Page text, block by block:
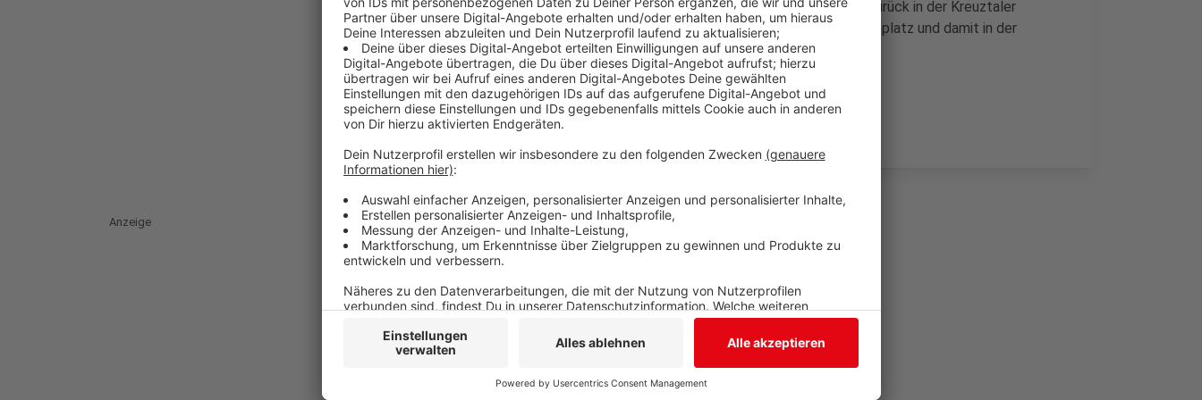
Dabei lagen die Gäste aus Baden-Württemberg zur Pause noch zurück in der Kreuztaler
„Stählerwiese“. DerTuS Ferndorfsteht jetzt auf dem 18. Tabellenplatz und damit in der
direkten Abstiegszone.
Anzeige
Anzeige